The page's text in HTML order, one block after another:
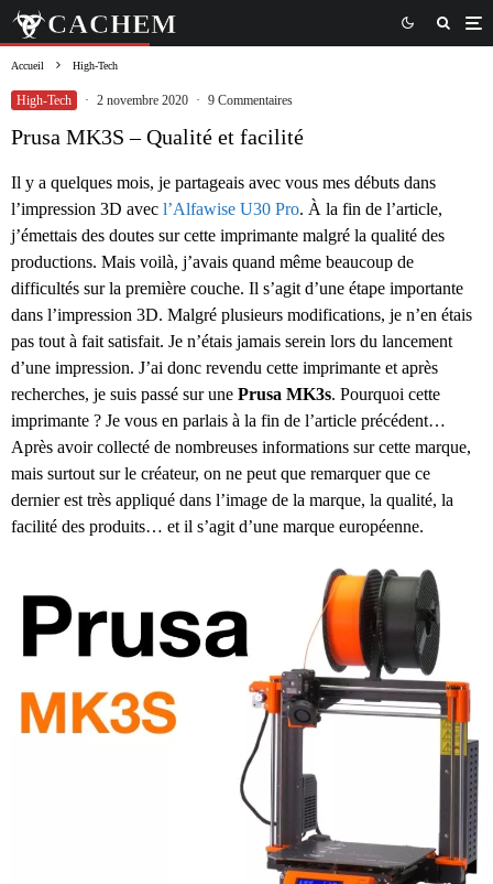
Accueil High-Tech
High-Tech · 2 novembre 2020 · 9 Commentaires
Prusa MK3S – Qualité et facilité
Il y a quelques mois, je partageais avec vous mes débuts dans
l’impression 3D avec l’Alfawise U30 Pro. À la fin de l’article,
j’émettais des doutes sur cette imprimante malgré la qualité des
productions. Mais voilà, j’avais quand même beaucoup de
difficultés sur la première couche. Il s’agit d’une étape importante
dans l’impression 3D. Malgré plusieurs modifications, je n’en étais
pas tout à fait satisfait. Je n’étais jamais serein lors du lancement
d’une impression. J’ai donc revendu cette imprimante et après
recherches, je suis passé sur une Prusa MK3s. Pourquoi cette
imprimante ? Je vous en parlais à la fin de l’article précédent…
Après avoir collecté de nombreuses informations sur cette marque,
mais surtout sur le créateur, on ne peut que remarquer que ce
dernier est très appliqué dans l’image de la marque, la qualité, la
facilité des produits… et il s’agit d’une marque européenne.